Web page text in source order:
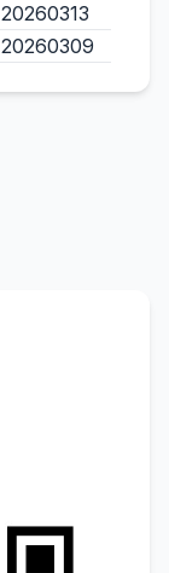
20260313
20260309